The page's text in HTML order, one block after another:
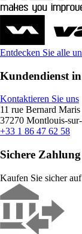
Entdecken Sie alle
Kundendienst
Kontaktieren Sie uns
11 rue Bernard Maris
37270 Montlouis-
+33 1 86 47 62 58
Sichere Zahlung
Kaufen Sie sicher